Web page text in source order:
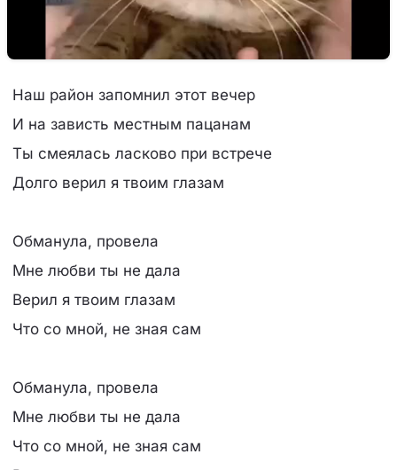
Наш район запомнил этот вечер
И на зависть местным пацанам
Ты смеялась ласково при встрече
Долго верил я твоим глазам
Обманула, провела
Мне любви ты не дала
Верил я твоим глазам
Что со мной, не зная сам
Обманула, провела
Мне любви ты не дала
Что со мной, не зная сам